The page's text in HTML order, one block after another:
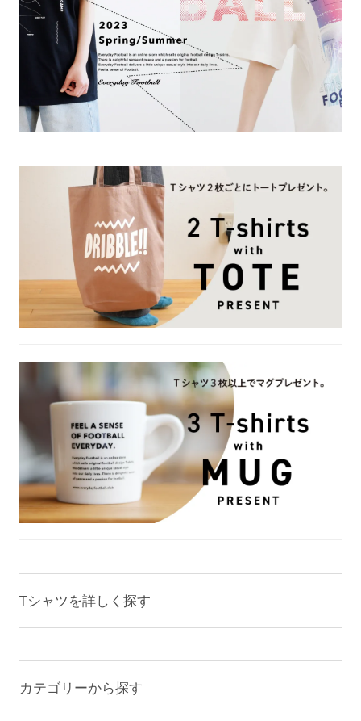
Tシャツを詳しく探す
カテゴリーから探す